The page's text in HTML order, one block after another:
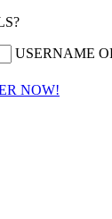
USERNAME
NOW!